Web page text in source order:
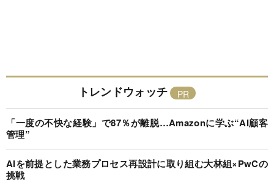
トレンドウォッチ
「一度の不快な経験」で87％が離脱…Amazonに学ぶ“AI顧客
管理”
AIを前提とした業務プロセス再設計に取り組む大林組×PwCの
挑戦